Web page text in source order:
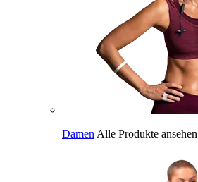
Damen Alle Produkte ansehen